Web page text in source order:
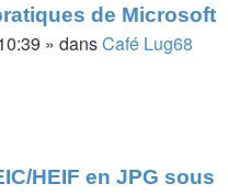
de Microsoft
» dansCafé Lug68
HEIF en JPG sous